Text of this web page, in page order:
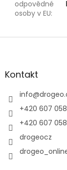
odpovědné
osoby v EU:
Z
aKontakt
info@
+420 607
+420 607
drogeocz